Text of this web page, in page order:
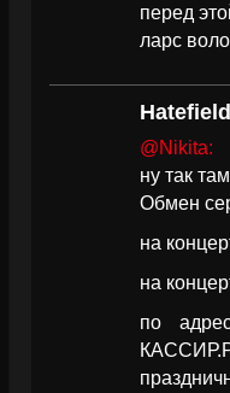
перед
ларс
Hatefield
@Nikita:
ну так
Обмен
на
на
по